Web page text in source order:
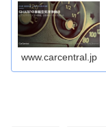
www.carcentral.jp